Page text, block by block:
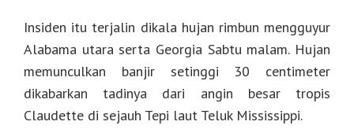
Insiden itu terjalin dikala hujan rimbun mengguyur
Alabama utara serta Georgia Sabtu malam. Hujan
memunculkan banjir setinggi 30 centimeter
dikabarkan tadinya dari angin besar tropis
Claudette di sejauh Tepi laut Teluk Mississippi.